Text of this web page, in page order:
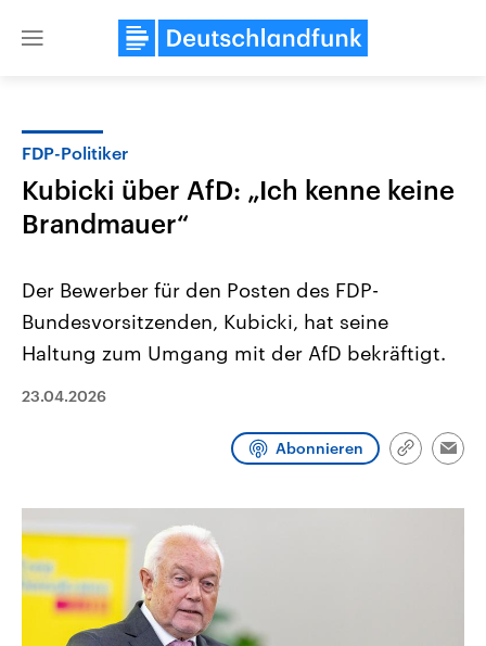
Close
Aktuelle Beiträge, Analysen und
gehören die Vereinigten Staaten zu
den mächtigsten Ländern der Erde,
Terrororganisation Hamas
Oktober 2023 auf Israel
Region wieder die Gewalt
Sendungen Programm
Audio-Archiv
FDP-Politiker
Kubicki über AfD: „Ich kenne keine
Brandmauer“
Der Bewerber für den Posten des FDP-
Bundesvorsitzenden, Kubicki, hat seine
Haltung zum Umgang mit der AfD bekräftigt.
23.04.2026
Abonnieren
Link